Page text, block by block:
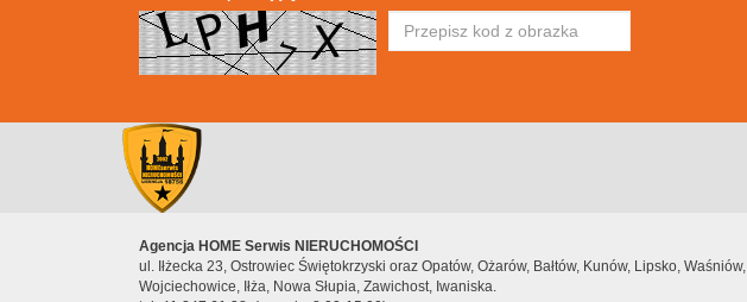
Agencja HOME Serwis NIERUCHOMOŚCI
ul. Iłżecka 23, Ostrowiec Świętokrzyski oraz Opatów, Ożarów, Bałtów, Kunów, Lipsko, Waśniów,
Wojciechowice, Iłża, Nowa Słupia, Zawichost, Iwaniska.